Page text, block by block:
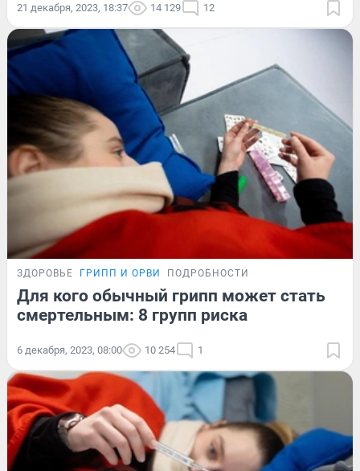
21 декабря, 2023, 18:37 14 129 12
ЗДОРОВЬЕ ГРИПП И ОРВИ ПОДРОБНОСТИ
Для кого обычный грипп может стать
смертельным: 8 групп риска
6 декабря, 2023, 08:00 10 254 1